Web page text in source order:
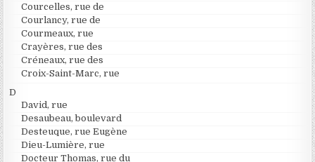
Courcelles, rue de
Courlancy, rue de
Courmeaux, rue
Crayères, rue des
Créneaux, rue des
Croix-Saint-Marc, rue
D
David, rue
Desaubeau, boulevard
Desteuque, rue Eugène
Dieu-Lumière, rue
Docteur Thomas, rue du